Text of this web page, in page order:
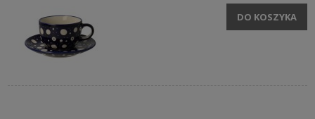
DO KOSZYKA